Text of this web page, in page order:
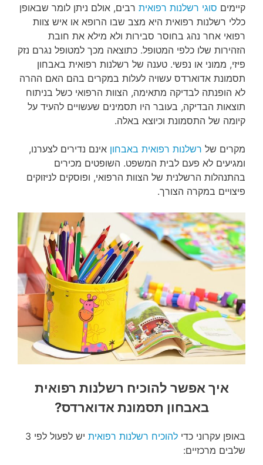
קיימים סוגי רשלנות רפואית רבים, אולם ניתן לומר שבאופן
כללי רשלנות רפואית היא מצב שבו הרופא או איש צוות
רפואי אחר נהג בחוסר סבירות ולא מילא את חובת
הזהירות שלו כלפי המטופל. כתוצאה מכך למטופל נגרם נזק
פיזי, ממוני או נפשי. טענה של רשלנות רפואית באבחון
תסמונת אדוארדס עשויה לעלות במקרים בהם האם ההרה
לא הופנתה לבדיקה מתאימה, הצוות הרפואי כשל בניתוח
תוצאות הבדיקה, בעובר היו תסמינים שעשויים להעיד על
קיומה של התסמונת וכיוצא באלה.
מקרים של רשלנות רפואית באבחון אינם נדירים לצערנו,
ומגיעים לא פעם לבית המשפט. השופטים מכירים
בהתנהלות הרשלנית של הצוות הרפואי, ופוסקים לניזוקים
פיצויים במקרה הצורך.
איך אפשר להוכיח רשלנות רפואית
באבחון תסמונת אדוארדס?
באופן עקרוני כדי להוכיח רשלנות רפואית
יש לפעול לפי 3
שלבים מרכזיים: